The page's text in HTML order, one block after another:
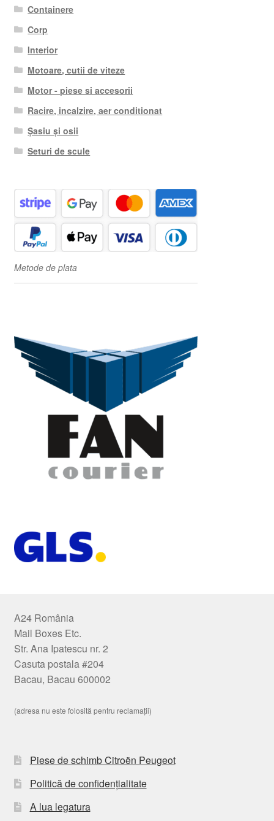
Containere
Corp
Interior
Motoare, cutii de viteze
Motor - piese si accesorii
Racire, incalzire, aer conditionat
Șasiu și osii
Seturi de scule
Metode de plata
A24 România
Mail Boxes Etc.
Str. Ana Ipatescu nr. 2
Casuta postala #204
Bacau, Bacau 600002
(adresa nu este folosită pentru reclamații)
Piese de schimb Citroën Peugeot
Politică de confidențialitate
A lua legatura